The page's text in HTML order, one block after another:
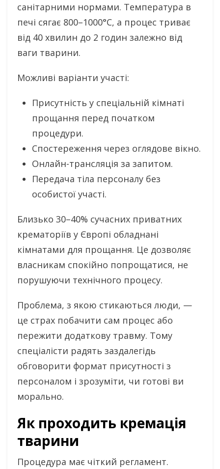
санітарними нормами. Температура в
печі сягає 800–1000°C, а процес триває
від 40 хвилин до 2 годин залежно від
ваги тварини.
Можливі варіанти участі:
Присутність у спеціальній кімнаті
прощання перед початком
процедури.
Спостереження через оглядове вікно.
Онлайн-трансляція за запитом.
Передача тіла персоналу без
особистої участі.
Близько 30–40% сучасних приватних
крематоріїв у Європі обладнані
кімнатами для прощання. Це дозволяє
власникам спокійно попрощатися, не
порушуючи технічного процесу.
Проблема, з якою стикаються люди, —
це страх побачити сам процес або
пережити додаткову травму. Тому
спеціалісти радять заздалегідь
обговорити формат присутності з
персоналом і зрозуміти, чи готові ви
морально.
Як проходить кремація
тварини
Процедура має чіткий регламент.